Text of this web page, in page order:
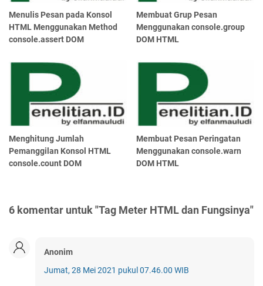
Menulis Pesan pada Konsol
HTML Menggunakan Method
console.assert DOM
Membuat Grup Pesan
Menggunakan console.group
DOM HTML
Menghitung Jumlah
Pemanggilan Konsol HTML
console.count DOM
Membuat Pesan Peringatan
Menggunakan console.warn
DOM HTML
6 komentar untuk "Tag Meter HTML dan Fungsinya"
Anonim
Jumat, 28 Mei 2021 pukul 07.46.00 WIB